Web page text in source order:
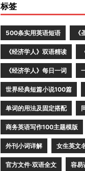
标签
500条实用英语短语
《经济学人》双语精读
《经济学人》每日一词
世界经典短篇小说100篇
单词的用法及固定搭配
商务英语写作100主题模版
外刊小词详解 女生英文
官方文件·双语全文 容易